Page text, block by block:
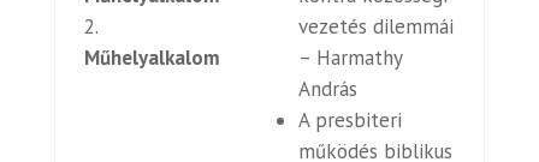
Műhelyalkalom
vezetés dilemmái
– Harmathy
András
A presbiteri
működés biblikus